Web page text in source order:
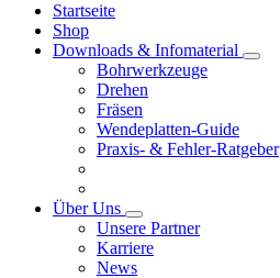
Startseite
Shop
Downloads & Infomaterial
Bohrwerkzeuge
Drehen
Fräsen
Wendeplatten-Guide
Praxis- & Fehler-Ratgeber
Über Uns
Unsere Partner
Karriere
News